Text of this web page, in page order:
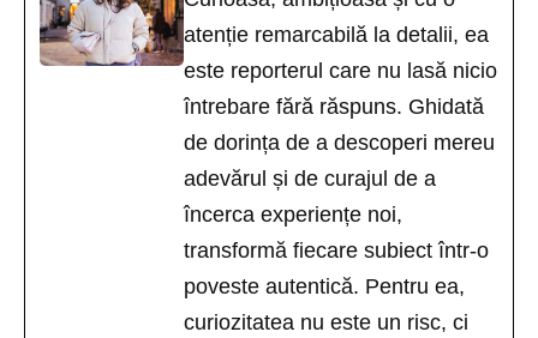
atenție remarcabilă la detalii, ea
este reporterul care nu lasă nicio
întrebare fără răspuns. Ghidată
de dorința de a descoperi mereu
adevărul și de curajul de a
încerca experiențe noi,
transformă fiecare subiect într-o
poveste autentică. Pentru ea,
curiozitatea nu este un risc, ci